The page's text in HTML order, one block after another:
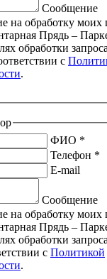
Сообщение
на обработку моих
Прядь –
с
.
ФИО *
Телефон *
E-mail
Сообщение
на обработку моих
Прядь –
с Политикой
.